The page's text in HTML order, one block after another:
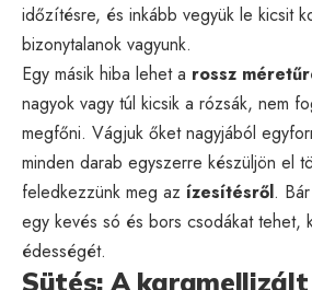
időzítésre, és inkább vegyük le kicsit
bizonytalanok vagyunk.
Egy másik hiba lehet a rossz
nagyok vagy túl kicsik a rózsák, nem
megfőni. Vágjuk őket nagyjából
minden darab egyszerre készüljön el
feledkezzünk meg az ízesítésről.
egy kevés só és bors csodákat tehet,
édességét.
Sütés: A karamellizált